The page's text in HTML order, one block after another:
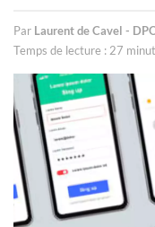
Par Laurent de Cavel -
Temps de lecture : 27